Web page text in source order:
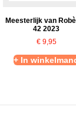
Meesterlijk van
42 2023
€9,95
+ In